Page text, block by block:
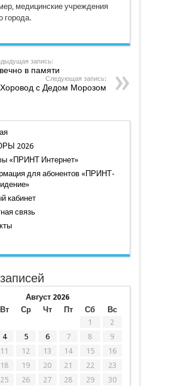
медицинские учреждения
города.
запись:
в памяти
Следующая запись:
Хоровод с Дедом Морозом
2026
«ПРИНТ Интернет»
для абонентов «ПРИНТ-
кабинет
связь
Август 2026
Вт Ср Чт Пт Сб
Вс
1
2
4 5 6 7 8
9
11 12 13 14 15
16
18 19 20 21 22
23
25 26 27 28 29 30